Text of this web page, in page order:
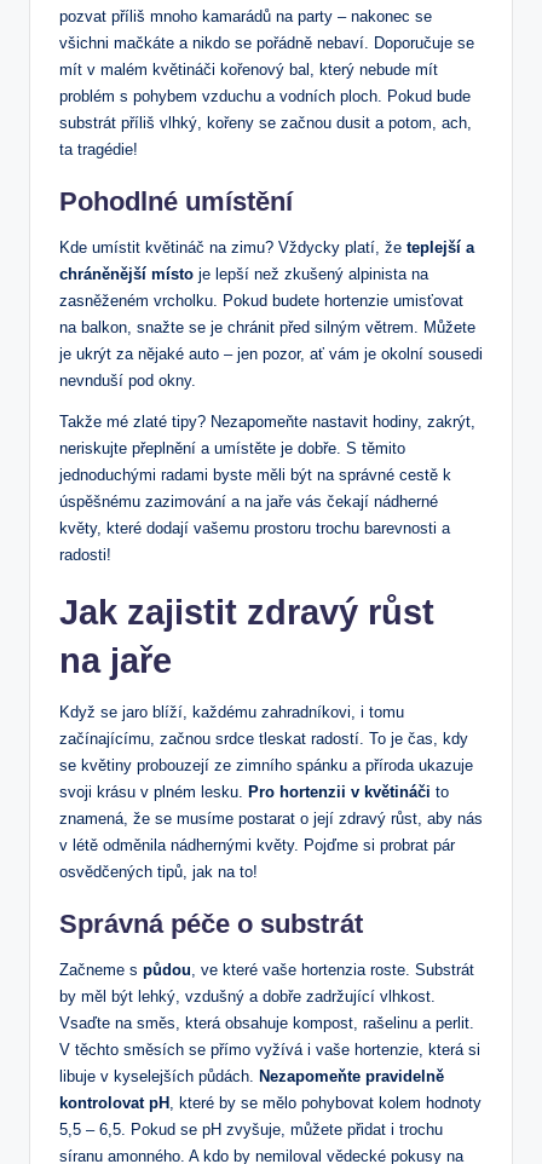
pozvat příliš mnoho kamarádů ⁣na party ‍– nakonec se
všichni mačkáte a nikdo se pořádně ⁢nebaví. Doporučuje se
mít v malém květináči kořenový​ bal, který nebude mít
problém‌ s pohybem vzduchu a vodních ploch. Pokud⁢ bude
substrát příliš vlhký, kořeny ⁢se začnou dusit ⁢a potom, ach,
ta ​tragédie!
Pohodlné umístění
Kde umístit květináč na ​zimu? Vždycky⁢ platí, že teplejší a
chráněnější místo je lepší než ​zkušený ⁢alpinista ⁣na
zasněženém vrcholku. ​Pokud budete hortenzie umisťovat
na balkon, snažte se je chránit před silným větrem. ‍Můžete
je ukrýt za nějaké‌ auto⁣ – jen‌ pozor, ať vám je okolní sousedi
nevnduší pod‍ okny.
Takže⁣ mé ⁣zlaté‍ tipy? Nezapomeňte nastavit hodiny, zakrýt,
neriskujte přeplnění a umístěte ‌je dobře. S těmito
jednoduchými radami byste ‍měli být na správné cestě k
úspěšnému zazimování a na⁤ jaře vás⁢ čekají⁤ nádherné
květy,‌ které dodají vašemu ​prostoru‌ trochu barevnosti a
radosti!
Jak zajistit⁢ zdravý růst
na ⁢jaře
Když se jaro blíží, každému zahradníkovi, i ⁣tomu
začínajícímu, začnou srdce tleskat radostí.​ To je čas, kdy
se​ květiny probouzejí ze zimního spánku a příroda ukazuje
svoji ⁣krásu v plném lesku. Pro hortenzii ‌v květináči to
znamená,‍ že ⁣se ​musíme postarat o její zdravý‌ růst, aby nás​
v létě odměnila nádhernými květy. Pojďme si ‍probrat pár
⁤osvědčených tipů, jak​ na⁢ to!
Správná péče o substrát
Začneme s půdou , ve ‌které vaše hortenzia‍ roste. Substrát
by‍ měl být lehký, vzdušný⁢ a dobře zadržující⁢ vlhkost.
Vsaďte na směs,⁢ která obsahuje ⁢kompost, rašelinu a perlit.
V těchto směsích ‌se přímo​ vyžívá i vaše hortenzie, která si
libuje v kyselejších půdách.‌ Nezapomeňte pravidelně
kontrolovat pH ,⁤ které by se mělo pohybovat kolem hodnoty
5,5 ⁤– 6,5. Pokud ⁢se pH zvyšuje, můžete přidat i trochu
síranu amonného. A⁢ kdo ⁢by nemiloval vědecké​ pokusy na